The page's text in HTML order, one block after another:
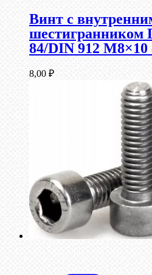
Винт c
шестигранником
84/DIN 912 М8×10
8,00 ₽